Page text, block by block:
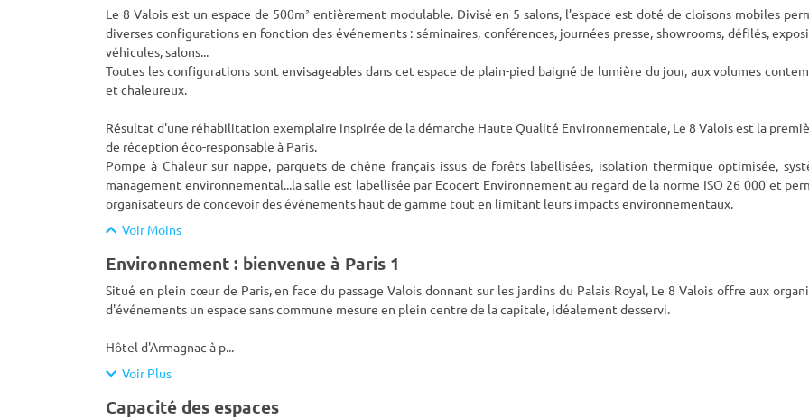
Le 8 Valois est un espace de 500m² entièrement modulable. Divisé en 5 salons, l’espace est doté de cloisons mobiles
diverses configurations en fonction des événements : séminaires, conférences, journées presse, showrooms, défilés,
véhicules, salons...
Toutes les configurations sont envisageables dans cet espace de plain-pied baigné de lumière du jour, aux volumes
et chaleureux.
Résultat d'une réhabilitation exemplaire inspirée de la démarche Haute Qualité Environnementale, Le 8 Valois est la
de réception éco-responsable à Paris.
Pompe à Chaleur sur nappe, parquets de chêne français issus de forêts labellisées, isolation thermique optimisée,
management environnemental...la salle est labellisée par Ecocert Environnement au regard de la norme ISO 26 000 et
organisateurs de concevoir des événements haut de gamme tout en limitant leurs impacts environnementaux.
Voir Moins
Environnement : bienvenue à Paris 1
Situé en plein cœur de Paris, en face du passage Valois donnant sur les jardins du Palais Royal, Le 8 Valois offre aux
d'événements un espace sans commune mesure en plein centre de la capitale, idéalement desservi.
Hôtel d'Armagnac à p...
Voir Plus
Capacité des espaces